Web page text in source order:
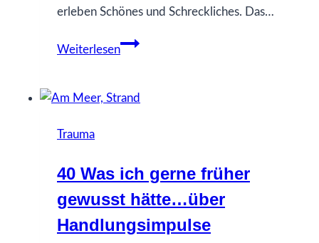
erleben Schönes und Schreckliches. Das…
Weiterlesen
Wer
wenn
bist?
Trauma
40 Was ich gerne früher
gewusst hätte…über
Handlungsimpulse